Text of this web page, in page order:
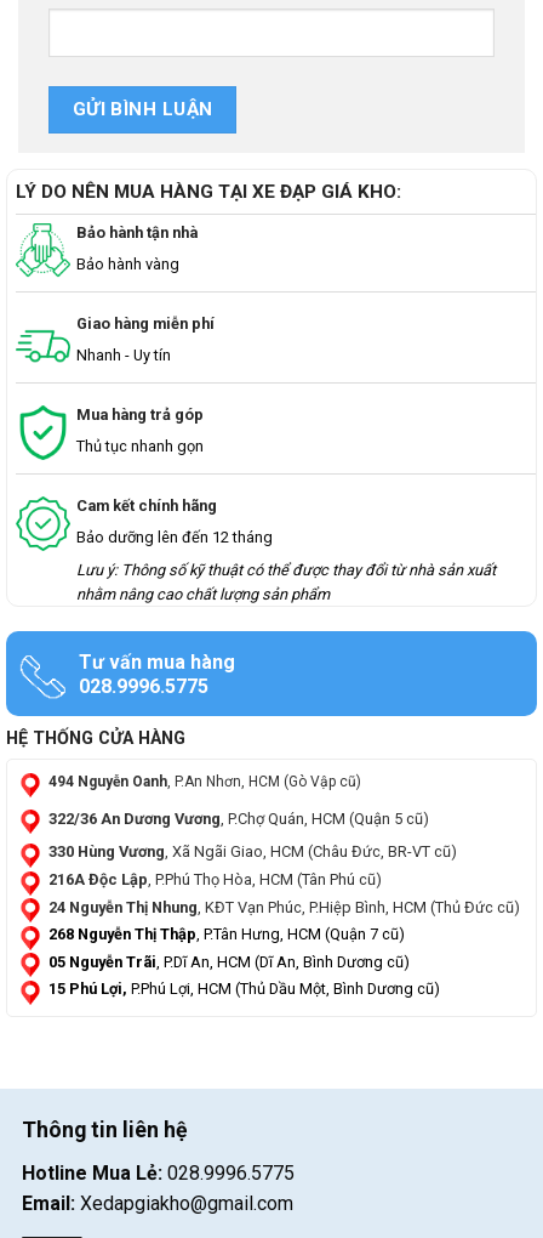
LÝ DO NÊN MUA HÀNG TẠI XE ĐẠP GIÁ KHO:
Bảo hành tận nhà
Bảo hành vàng
Giao hàng miễn phí
Nhanh - Uy tín
Mua hàng trả góp
Thủ tục nhanh gọn
Cam kết chính hãng
Bảo dưỡng lên đến 12 tháng
Lưu ý: Thông số kỹ thuật có thể được thay đổi từ nhà sản xuất
nhằm nâng cao chất lượng sản phẩm
Tư vấn mua hàng
028.9996.5775
HỆ THỐNG CỬA HÀNG
494 Nguyễn Oanh, P.An Nhơn, HCM (Gò Vập cũ)
322/36 An Dương Vương , P.Chợ Quán, HCM (Quận 5 cũ)
330 Hùng Vương, Xã Ngãi Giao, HCM (Châu Đức, BR-VT cũ)
216A Độc Lập , P.Phú Thọ Hòa, HCM (Tân Phú cũ)
24 Nguyễn Thị Nhung , KĐT Vạn Phúc, P.Hiệp Bình, HCM (Thủ Đức cũ)
268 Nguyễn Thị Thập, P.Tân Hưng, HCM (Quận 7 cũ)
05 Nguyễn Trãi , P.Dĩ An, HCM (Dĩ An, Bình Dương cũ)
15 Phú Lợi, P.Phú Lợi, HCM (Thủ Dầu Một, Bình Dương cũ)
Thông tin liên hệ
Hotline Mua Lẻ: 028.9996.5775
Email: Xedapgiakho@gmail.com